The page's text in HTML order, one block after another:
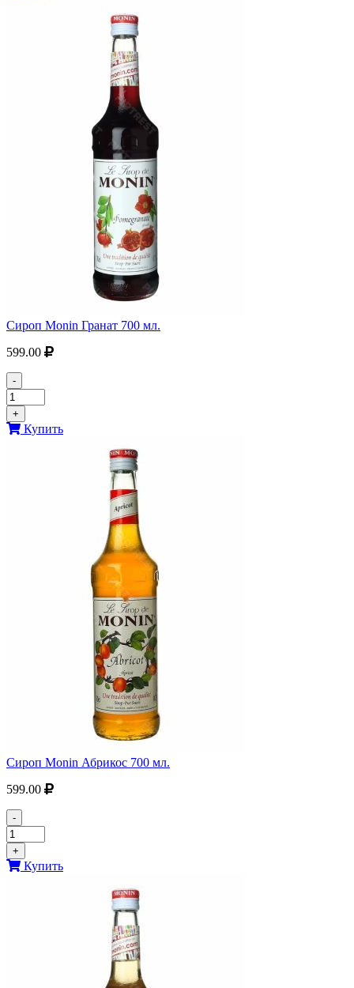
Сироп Monin Гранат 700 мл.
599.00
-
+
Купить
Сироп Monin Абрикос 700 мл.
599.00
-
+
Купить